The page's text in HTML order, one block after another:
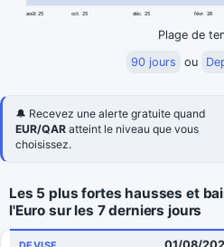
août 25 oct. 25 déc. 25 févr. 26
Plage de
90 jours
ou
🔔 Recevez une alerte gratuite quand
EUR/QAR atteint le niveau que vous
choisissez.
Les 5 plus fortes hausses et
l'Euro sur les 7 derniers jours